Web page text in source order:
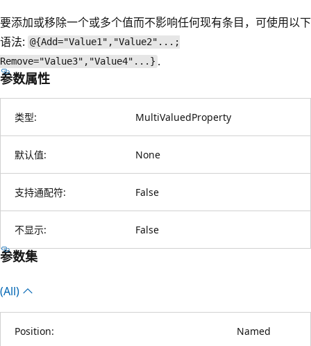
要添加或移除一个或多个值而不影响任何现有条目，可使用以下
语法: @{Add="Value1","Value2"...;
Remove="Value3","Value4"...} .
参数属性
类型: MultiValuedProperty
默认值: None
支持通配符: False
不显示: False
参数集
(All)
Position: Named